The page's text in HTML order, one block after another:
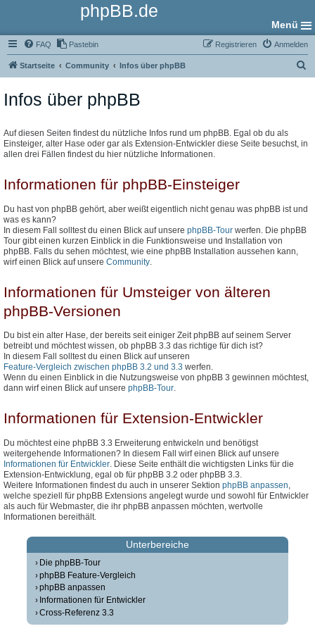
phpBB.de
Menü
FAQ Pastebin Anmelden
Registrieren
Startseite Community Infos über phpBB
Infos über phpBB
Auf diesen Seiten findest du nützliche Infos rund um phpBB. Egal ob du als
Einsteiger, alter Hase oder gar als Extension-Entwickler diese Seite besuchst, in
allen drei Fällen findest du hier nützliche Informationen.
Informationen für phpBB-Einsteiger
Du hast von phpBB gehört, aber weißt eigentlich nicht genau was phpBB ist und
was es kann?
In diesem Fall solltest du einen Blick auf unsere phpBB-Tour werfen. Die phpBB
Tour gibt einen kurzen Einblick in die Funktionsweise und Installation von
phpBB. Falls du sehen möchtest, wie eine phpBB Installation aussehen kann,
wirf einen Blick auf unsere Community
Informationen für Umsteiger von älteren
phpBB-Versionen
Du bist ein alter Hase, der bereits seit einiger Zeit phpBB auf seinem Server
betreibt und möchtest wissen, ob phpBB 3.3 das richtige für dich ist?
In diesem Fall solltest du einen Blick auf unseren
Feature-Vergleich zwischen phpBB 3.2 und 3.3 werfen.
Wenn du einen Einblick in die Nutzungsweise von phpBB 3 gewinnen möchtest,
dann wirf einen Blick auf unsere phpBB-Tour.
Informationen für Extension-Entwickler
Du möchtest eine phpBB 3.3 Erweiterung entwickeln und benötigst
weitergehende Informationen? In diesem Fall wirf einen Blick auf unsere
Informationen für Entwickler . Diese Seite enthält die wichtigsten Links für die
Extension-Entwicklung, egal ob für phpBB 3.2 oder phpBB 3.3.
Weitere Informationen findest du auch in unserer Sektion phpBB anpassen
welche speziell für phpBB Extensions angelegt wurde und sowohl für Entwickler
als auch für Webmaster, die ihr phpBB anpassen möchten, wertvolle
Informationen bereithält.
Unterbereiche
Die phpBB-Tour
phpBB Feature-Vergleich
phpBB anpassen
Informationen für Entwickler
Cross-Referenz 3.3